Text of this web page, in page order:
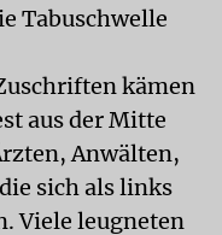
Tabuschwelle
kämen
aus der Mitte
Anwälten,
sich als links
Viele leugneten